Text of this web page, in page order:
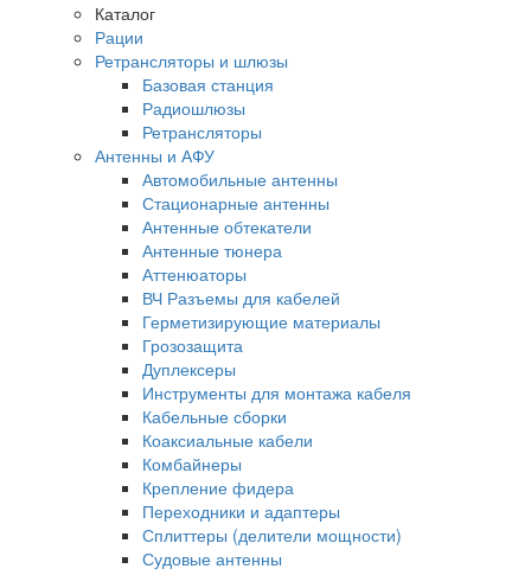
Каталог
Рации
Ретрансляторы и шлюзы
Базовая станция
Радиошлюзы
Ретрансляторы
Антенны и АФУ
Автомобильные антенны
Стационарные антенны
Антенные обтекатели
Антенные тюнера
Аттенюаторы
ВЧ Разъемы для кабелей
Герметизирующие материалы
Грозозащита
Дуплексеры
Инструменты для монтажа кабеля
Кабельные сборки
Коаксиальные кабели
Комбайнеры
Крепление фидера
Переходники и адаптеры
Сплиттеры (делители мощности)
Судовые антенны